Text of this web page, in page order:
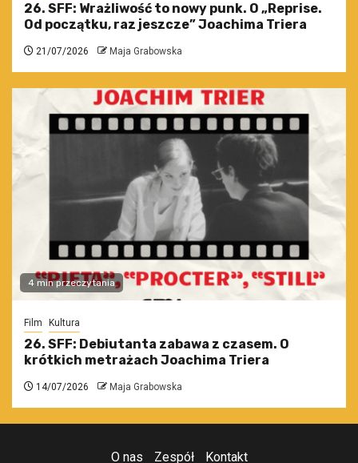
26. SFF: Wrażliwość to nowy punk. O „Reprise.
Od początku, raz jeszcze” Joachima Triera
21/07/2026 Maja Grabowska
4 min przeczytania
Film Kultura
26. SFF: Debiutanta zabawa z czasem. O
krótkich metrażach Joachima Triera
14/07/2026 Maja Grabowska
O nas Zespół Kontakt